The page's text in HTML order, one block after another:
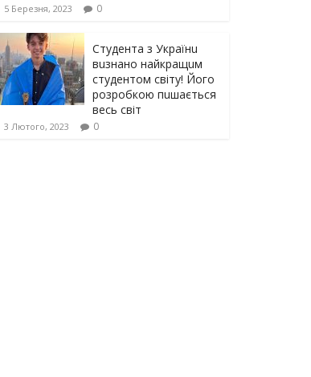
5 Березня, 2023 0
Студента з Українu
вuзнано найкращuм
студентом світу! Його
розробкою пuшається
весь світ
3 Лютого, 2023 0